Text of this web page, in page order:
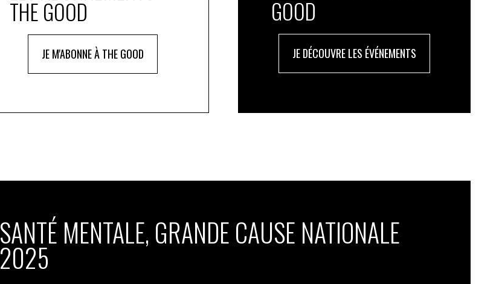
THE GOOD
JE M'ABONNE À THE GOOD
GOOD
JE DÉCOUVRE LES ÉVÉNEMENTS
SANTÉ MENTALE, GRANDE CAUSE NATIONALE
2025